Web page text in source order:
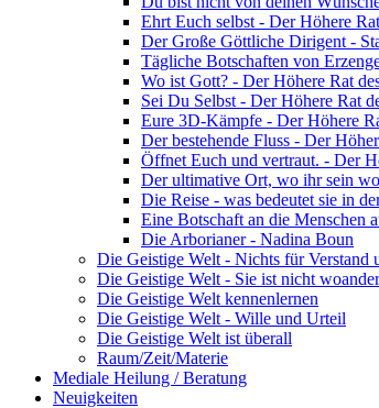
Ehrt Euch selbst - Der Höhere
Der Große Göttliche Dirigent -
Tägliche Botschaften von
Wo ist Gott? - Der Höhere Rat
Sei Du Selbst - Der Höhere Rat
Eure 3D-Kämpfe - Der Höhere
Der bestehende Fluss - Der
Öffnet Euch und vertraut. - Der
Der ultimative Ort, wo ihr sein
Die Reise - was bedeutet sie in
Eine Botschaft an die Menschen
Die Arborianer - Nadina Boun
Die Geistige Welt - Nichts für Verstand
Die Geistige Welt - Sie ist nicht
Die Geistige Welt kennenlernen
Die Geistige Welt - Wille und Urteil
Die Geistige Welt ist überall
Raum/Zeit/Materie
Mediale Heilung / Beratung
Neuigkeiten